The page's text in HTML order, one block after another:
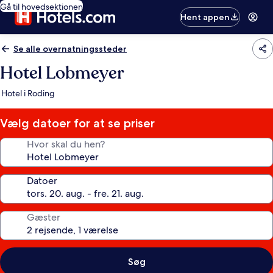
Gå til hovedsektionen
Hent appen
Se alle overnatningssteder
Hotel Lobmeyer
Hotel i Roding
Vælg datoer for at se priser
Hvor skal du hen?
Datoer
Gæster
Søg